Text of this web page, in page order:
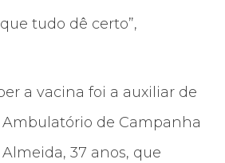
tudo dê certo”,
a vacina foi a auxiliar de
de Campanha
37 anos, que